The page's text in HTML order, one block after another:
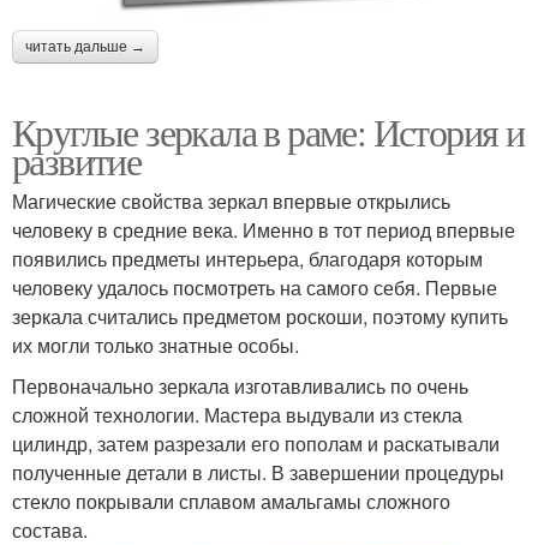
читать дальше →
Круглые зеркала в раме: История и
развитие
Магические свойства зеркал впервые открылись
человеку в средние века. Именно в тот период впервые
появились предметы интерьера, благодаря которым
человеку удалось посмотреть на самого себя. Первые
зеркала считались предметом роскоши, поэтому купить
их могли только знатные особы.
Первоначально зеркала изготавливались по очень
сложной технологии. Мастера выдували из стекла
цилиндр, затем разрезали его пополам и раскатывали
полученные детали в листы. В завершении процедуры
стекло покрывали сплавом амальгамы сложного
состава.